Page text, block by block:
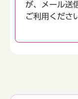
が、メール送
ご利用くださ